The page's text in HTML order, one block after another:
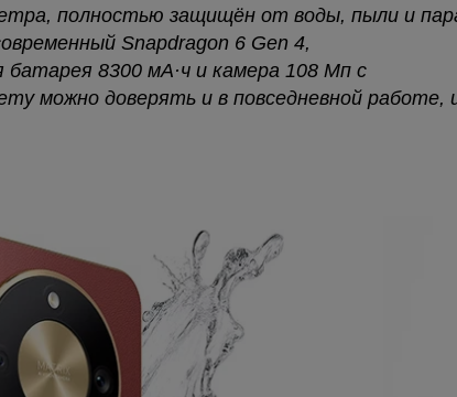
полностью защищён от воды, пыли и
Snapdragon 6 Gen 4,
8300 мА·ч и камера 108 Мп с
можно доверять и в повседневной работе,